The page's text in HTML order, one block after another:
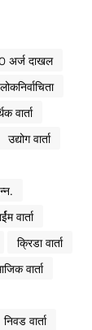
अर्ज दाखल
वार्ता
उद्योग वार्ता
वार्ता
क्रिडा वार्ता
वार्ता
निवड वार्ता